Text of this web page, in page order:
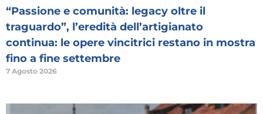
“Passione e comunità: legacy oltre il
traguardo”, l’eredità dell’artigianato
continua: le opere vincitrici restano in mostra
fino a fine settembre
7 Agosto 2026